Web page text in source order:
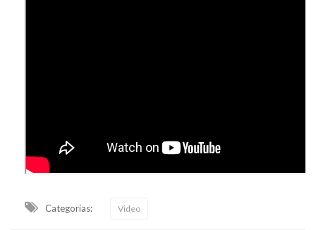
Categorias: Video